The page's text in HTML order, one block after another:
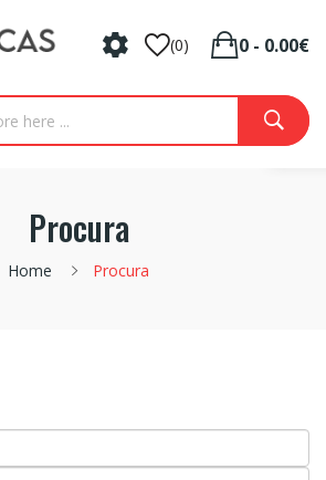
(0) 0 - 0.00€
Procura
Home Procura